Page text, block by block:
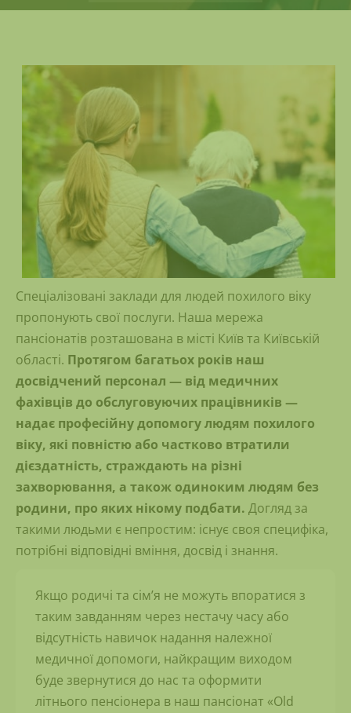
Спеціалізовані заклади для людей похилого віку
пропонують свої послуги. Наша мережа
пансіонатів розташована в місті Київ та Київській
області. Протягом багатьох років наш
досвідчений персонал — від медичних
фахівців до обслуговуючих працівників —
надає професійну допомогу людям похилого
віку, які повністю або частково втратили
дієздатність, страждають на різні
захворювання, а також одиноким людям без
родини, про яких нікому подбати. Догляд за
такими людьми є непростим: існує своя специфіка,
потрібні відповідні вміння, досвід і знання.
Якщо родичі та сім’я не можуть впоратися з
таким завданням через нестачу часу або
відсутність навичок надання належної
медичної допомоги, найкращим виходом
буде звернутися до нас та оформити
літнього пенсіонера в наш пансіонат «Old